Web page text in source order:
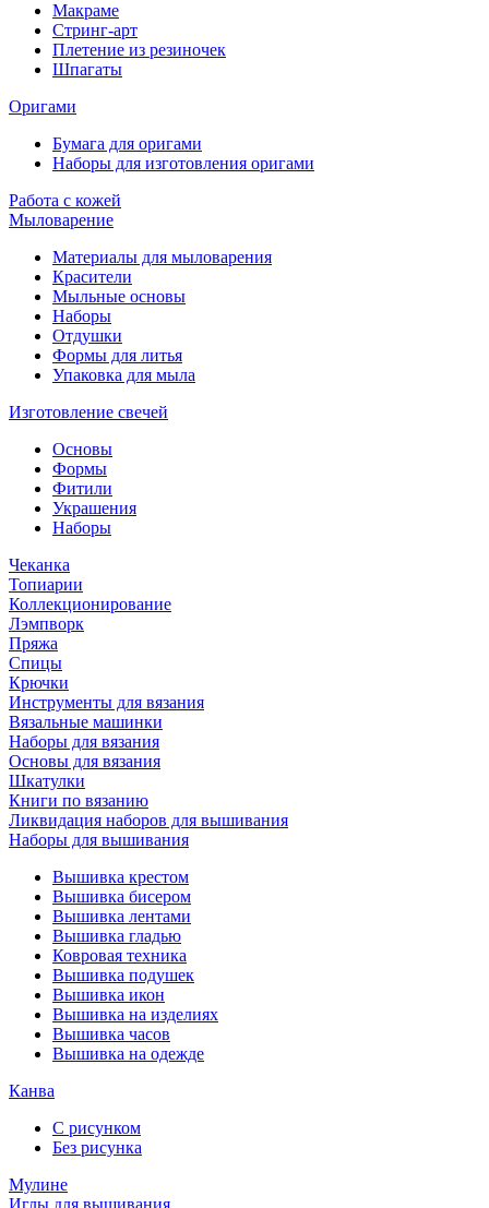
Макраме
Стринг-арт
Плетение из резиночек
Шпагаты
Оригами
Бумага для оригами
Наборы для изготовления оригами
Работа с кожей
Мыловарение
Материалы для мыловарения
Красители
Мыльные основы
Наборы
Отдушки
Формы для литья
Упаковка для мыла
Изготовление свечей
Основы
Формы
Фитили
Украшения
Наборы
Чеканка
Топиарии
Коллекционирование
Лэмпворк
Пряжа
Спицы
Крючки
Инструменты для вязания
Вязальные машинки
Наборы для вязания
Основы для вязания
Шкатулки
Книги по вязанию
Ликвидация наборов для вышивания
Наборы для вышивания
Вышивка крестом
Вышивка бисером
Вышивка лентами
Вышивка гладью
Ковровая техника
Вышивка подушек
Вышивка икон
Вышивка на изделиях
Вышивка часов
Вышивка на одежде
Канва
С рисунком
Без рисунка
Мулине
Иглы для вышивания